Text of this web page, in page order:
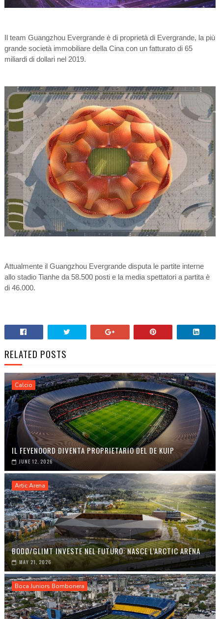
Il team Guangzhou Evergrande è di proprietà di Evergrande, la più
grande società immobiliare della Cina con un fatturato di 65
miliardi di dollari nel 2019.
Attualmente il Guangzhou Evergrande disputa le partite interne
allo stadio Tianhe da 58.500 posti e la media spettatori a partita è
di 46.000.
RELATED POSTS
Calcio
IL FEYENOORD DIVENTA PROPRIETARIO DEL DE KUIP
JUNE 12, 2026
Artic Arena
BODØ/GLIMT INVESTE NEL FUTURO: NASCE L’ARCTIC ARENA
MAY 21, 2026
Boca Juniors Bombonera